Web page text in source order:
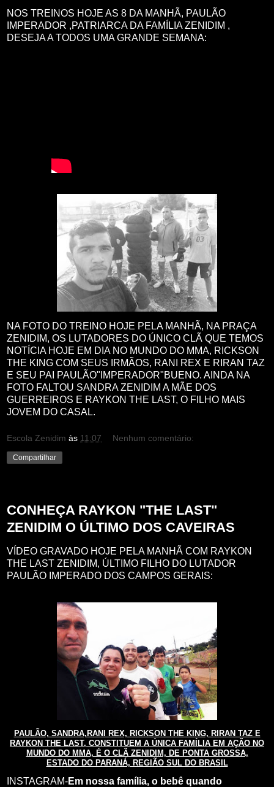
NOS TREINOS HOJE AS 8 DA MANHÃ, PAULÃO
IMPERADOR ,PATRIARCA DA FAMÍLIA ZENIDIM ,
DESEJA A TODOS UMA GRANDE SEMANA:
NA FOTO DO TREINO HOJE PELA MANHÃ, NA PRAÇA
ZENIDIM, OS LUTADORES DO ÚNICO CLÃ QUE TEMOS
NOTÍCIA HOJE EM DIA NO MUNDO DO MMA, RICKSON
THE KING COM SEUS IRMÃOS, RANI REX E RIRAN TAZ
E SEU PAI PAULÃO"IMPERADOR"BUENO. AINDA NA
FOTO FALTOU SANDRA ZENIDIM A MÃE DOS
GUERREIROS E RAYKON THE LAST, O FILHO MAIS
JOVEM DO CASAL.
Escola Zenidim às 11:07 Nenhum comentário:
Compartilhar
CONHEÇA RAYKON "THE LAST"
ZENIDIM O ÚLTIMO DOS CAVEIRAS
VÍDEO GRAVADO HOJE PELA MANHÃ COM RAYKON
THE LAST ZENIDIM, ÚLTIMO FILHO DO LUTADOR
PAULÃO IMPERADO DOS CAMPOS GERAIS:
PAULÃO, SANDRA,RANI REX, RICKSON THE KING, RIRAN TAZ E
RAYKON THE LAST, CONSTITUEM A ÚNICA FAMÍLIA EM AÇÃO NO
MUNDO DO MMA, É O CLÃ ZENIDIM, DE PONTA GROSSA,
ESTADO DO PARANÁ, REGIÃO SUL DO BRASIL
INSTAGRAM-Em nossa família, o bebê quando